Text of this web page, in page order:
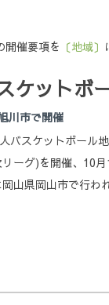
開催要項を 〔地域〕
ットボ
川市で開催
スケットボール
ーグ)を開催、10
山県岡山市で行